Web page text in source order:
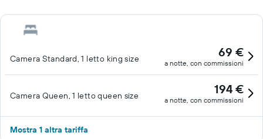
Camera Standard, 1 letto king size 69 €
a notte, con commissioni
Camera Queen, 1 letto queen size 194 €
a notte, con commissioni
Mostra 1 altra tariffa